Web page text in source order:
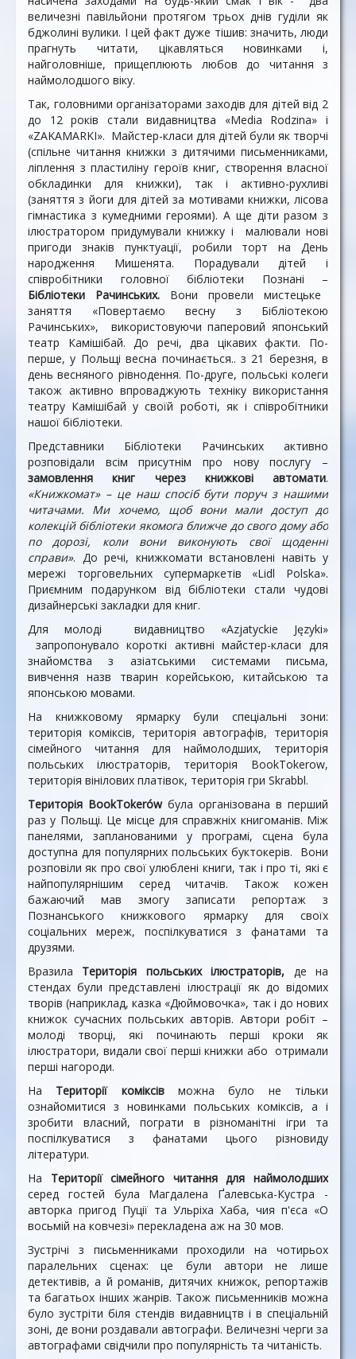
величезні павільйони протягом трьох днів гуділи як
бджолині вулики. І цей факт дуже тішив: значить, люди
прагнуть читати, цікавляться новинками і,
найголовніше, прищеплюють любов до читання з
наймолодшого віку.
Так, головними організаторами заходів для дітей від 2
до 12 років стали видавництва «Media Rodzina» і
«ZAKAMARKI». Майстер-класи для дітей були як творчі
(спільне читання книжки з дитячими письменниками,
ліплення з пластиліну героїв книг, створення власної
обкладинки для книжки), так і активно-рухливі
(заняття з йоги для дітей за мотивами книжки, лісова
гімнастика з кумедними героями). А ще діти разом з
ілюстратором придумували книжку і малювали нові
пригоди знаків пунктуації, робили торт на День
народження Мишенята. Порадували дітей і
співробітники головної бібліотеки Познані –
Бібліотеки Рачинських. Вони провели мистецьке
заняття «Повертаємо весну з Бібліотекою
Рачинських», використовуючи паперовий японський
театр Камішібай. До речі, два цікавих факти. По-
перше, у Польщі весна починається.. з 21 березня, в
день весняного рівнодення. По-друге, польські колеги
також активно впроваджують техніку використання
театру Камішібай у своїй роботі, як і співробітники
нашої бібліотеки.
Представники ​Бібліотеки Рачинських активно
розповідали всім присутнім про нову послугу –
замовлення книг через книжкові автомати.
«Книжкомат» – це наш спосіб бути поруч з нашими
читачами. Ми хочемо, щоб вони мали доступ до
колекцій бібліотеки якомога ближче до свого дому або
по дорозі, коли вони виконують свої щоденні
справи». До речі, книжкомати встановлені навіть у
мережі торговельних супермаркетів «Lidl Polska».
Приємним подарунком від бібліотеки стали чудові
дизайнерські закладки для книг.
Для молоді видавництво «Azjatyckie Języki»
запропонувало короткі активні майстер-класи для
знайомства з азіатськими системами письма,
вивчення назв тварин корейською, китайською та
японською мовами.
На книжковому ярмарку були спеціальні зони:
територія коміксів, територія автографів, територія
сімейного читання для наймолодших, територія
польських ілюстраторів, територія BookTokerow,
територія вінілових платівок, територія гри Skrabbl.
Територія BookTokerówбула організована в перший
раз у Польщі. Це місце для справжніх книгоманів. Між
панелями, запланованими у програмі, сцена була
доступна для популярних польських буктокерів. Вони
розповіли як про свої улюблені книги, так і про ті, які є
найпопулярнішим серед читачів. Також кожен
бажаючий мав змогу записати репортаж з
Познанського книжкового ярмарку для своїх
соціальних мереж, поспілкуватися з фанатами та
друзями.
Вразила Територія польських ілюстраторів, де на
стендах були представлені ілюстрації як до відомих
творів (наприклад, казка «Дюймовочка», так і до нових
книжок сучасних польських авторів. Автори робіт –
молоді творці, які починають перші кроки як
ілюстратори, видали свої перші книжки або отримали
перші нагороди.
На Території коміксівможна було не тільки
ознайомитися з новинками польських коміксів, а і
зробити власний, пограти в різноманітні ігри та
поспілкуватися з фанатами цього різновиду
літератури.
На Території сімейного читання для наймолодших
серед гостей була Магдалена Ґалевська-Кустра -
авторка пригод Пуції та Ульріха Хаба, чия п'єса «О
восьмій на ковчезі» перекладена аж на 30 мов.
Зустрічі з письменниками проходили на чотирьох
паралельних сценах: це були автори не лише
детективів, а й романів, дитячих книжок, репортажів
та багатьох інших жанрів. Також письменників можна
було зустріти біля стендів видавництв і в спеціальній
зоні, де вони роздавали автографи. Величезні черги за
автографами свідчили про популярність та читаність.